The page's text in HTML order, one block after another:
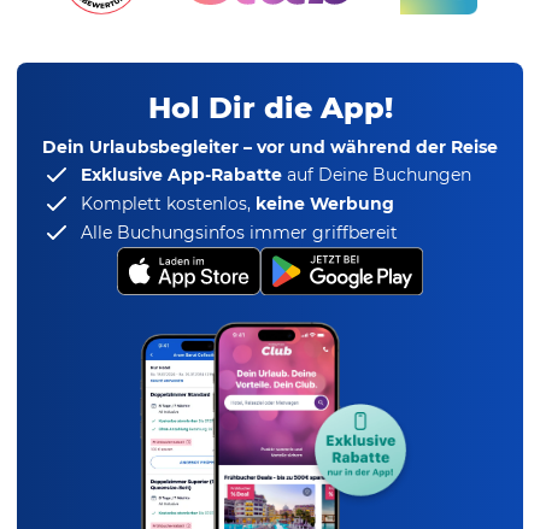
Hol Dir die App!
Dein Urlaubsbegleiter – vor und während der Reise
Exklusive App-Rabatte auf Deine Buchungen
Komplett kostenlos, keine Werbung
Alle Buchungsinfos immer griffbereit